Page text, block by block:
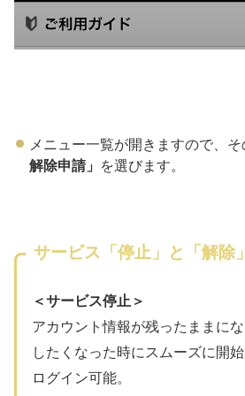
メニュー一覧が開きますので、そ
解除申請」
を選びます。
サービス「停止」と「解除
＜サービス停止＞
アカウント情報が残ったままに
したくなった時にスムーズに開
ログイン可能。